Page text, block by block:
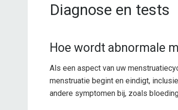
Diagnose en tests
Hoe wordt abnormale
Als een aspect van uw
menstruatie begint en eindigt,
andere symptomen bij, zoals